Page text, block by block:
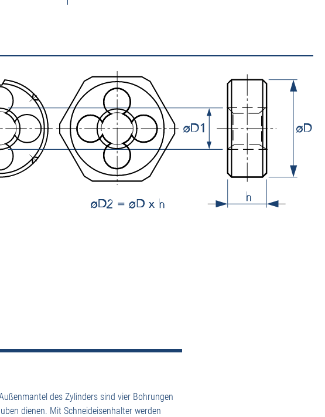
des Zylinders sind vier Bohrungen
dienen. Mit Schneideisenhalter werden